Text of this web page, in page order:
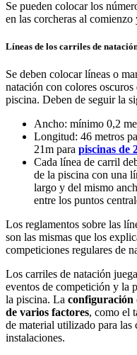
Se pueden colocar los
en las corcheras al
Líneas de los carriles de
Se deben colocar líneas o
natación con colores
piscina. Deben de seguir la
Ancho: mínimo 0,2
Longitud: 46 metros
21m para piscinas de
Cada línea de carril
de la piscina con una
largo y del mismo
entre los puntos
Los reglamentos sobre las
son las mismas que los
competiciones regulares de
Los carriles de natación
eventos de competición y la
la piscina. La configuración
de varios factores, como el
de material utilizado para las
instalaciones.